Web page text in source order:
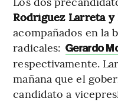
Rodríguez Larreta
acompañados en la
radicales: Gerardo
respectivamente.
mañana que el
candidato a